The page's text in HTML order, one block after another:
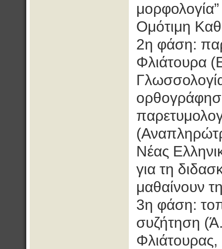
Ομότιμη
2η φάση:
Φλιάτουρα
Νέας
για τη
μαθαίνουν
3η φάση:
συζήτηση
Φλιάτουρας,